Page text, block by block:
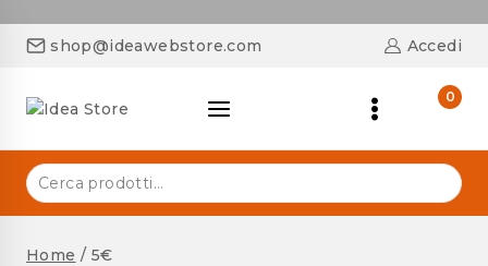
shop@ideawebstore.com Accedi
0
Home / 5€